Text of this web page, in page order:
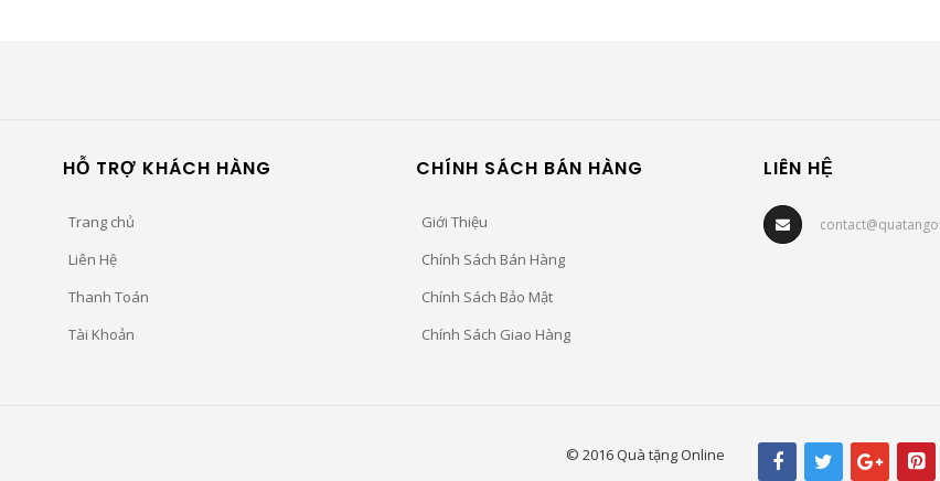
HỖ TRỢ KHÁCH HÀNG
Trang chủ
Liên Hệ
Thanh Toán
Tài Khoản
CHÍNH SÁCH BÁN HÀNG
Giới Thiệu
Chính Sách Bán Hàng
Chính Sách Bảo Mật
Chính Sách Giao Hàng
LIÊN HỆ
© 2016 Quà tặng Online